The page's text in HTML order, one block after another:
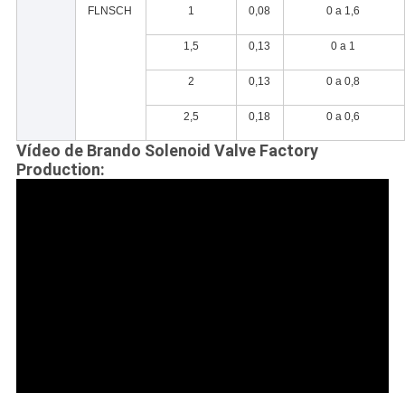
FLNSCH 1 0,08 0 a 1,6
1,5 0,13 0 a 1
2 0,13 0 a 0,8
2,5 0,18 0 a 0,6
Vídeo de Brando Solenoid Valve Factory
Production: